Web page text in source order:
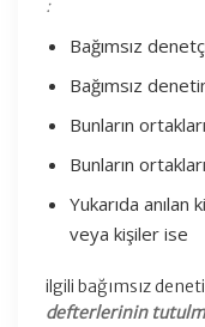
:
Bağımsız
Bağımsız
Bunların
Bunların
Yukarıda anılan
veya kişiler ise
ilgili bağımsız
defterlerinin